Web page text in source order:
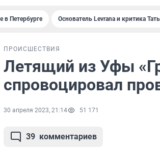
в Петербурге Основатель Levrana и критика
ПРОИСШЕСТВИЯ
Летящий из Уфы
спровоцировал
30 апреля 2023, 21:14 51 171
39 комментариев